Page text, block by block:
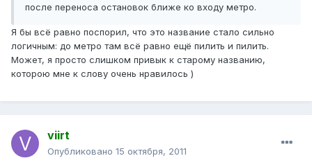
после переноса остановок ближе ко входу метро.
Я бы всё равно поспорил, что это название стало сильно
логичным: до метро там всё равно ещё пилить и пилить.
Может, я просто слишком привык к старому названию,
которою мне к слову очень нравилось )
viirt
Опубликовано 15 октября, 2011